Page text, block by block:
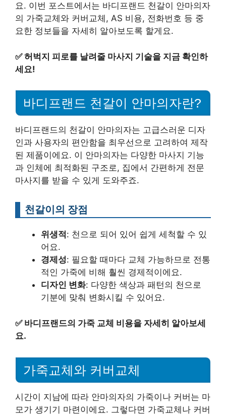
요. 이번 포스트에서는 바디프랜드 천갈이 안마의자
의 가죽교체와 커버교체, AS 비용, 전화번호 등 중
요한 정보들을 자세히 알아보도록 할게요.
✅허벅지 피로를 날려줄 마사지 기술을 지금 확인하
세요!
바디프랜드 천갈이 안마의자란?
바디프랜드의 천갈이 안마의자는 고급스러운 디자
인과 사용자의 편안함을 최우선으로 고려하여 제작
된 제품이에요. 이 안마의자는 다양한 마사지 기능
과 인체에 최적화된 구조로, 집에서 간편하게 전문
마사지를 받을 수 있게 도와주죠.
천갈이의 장점
위생적 : 천으로 되어 있어 쉽게 세척할 수 있
어요.
경제성: 필요할 때마다 교체 가능하므로 전통
적인 가죽에 비해 훨씬 경제적이에요.
디자인 변화: 다양한 색상과 패턴의 천으로
기분에 맞춰 변화시킬 수 있어요.
✅ 바디프랜드의 가죽 교체 비용을 자세히 알아보세
요.
가죽교체와 커버교체
시간이 지남에 따라 안마의자의 가죽이나 커버는 마
모가 생기기 마련이에요. 그렇다면 가죽교체나 커버